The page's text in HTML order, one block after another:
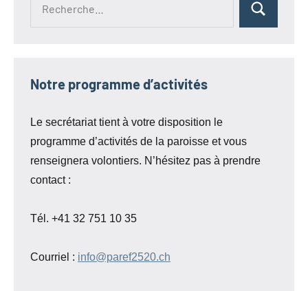
Rechercher
Notre programme d’activités
Le secrétariat tient à votre disposition le
programme d’activités de la paroisse et vous
renseignera volontiers. N’hésitez pas à prendre
contact :
Tél. +41 32 751 10 35
Courriel : info@paref2520.ch